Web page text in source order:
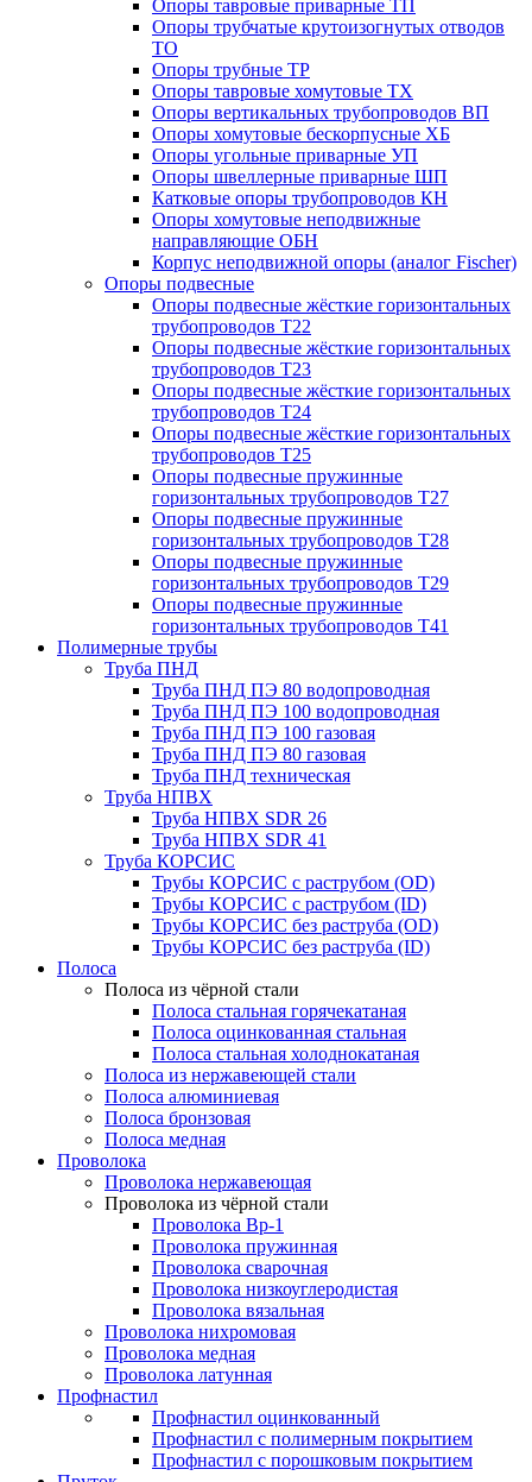
Опоры тавровые приварные ТП
Опоры трубчатые крутоизогнутых отводов
ТО
Опоры трубные ТР
Опоры тавровые хомутовые ТХ
Опоры вертикальных трубопроводов ВП
Опоры хомутовые бескорпусные ХБ
Опоры угольные приварные УП
Опоры швеллерные приварные ШП
Катковые опоры трубопроводов КН
Опоры хомутовые неподвижные
направляющие ОБН
Корпус неподвижной опоры (аналог Fischer)
Опоры подвесные
Опоры подвесные жёсткие горизонтальных
трубопроводов Т22
Опоры подвесные жёсткие горизонтальных
трубопроводов Т23
Опоры подвесные жёсткие горизонтальных
трубопроводов Т24
Опоры подвесные жёсткие горизонтальных
трубопроводов Т25
Опоры подвесные пружинные
горизонтальных трубопроводов Т27
Опоры подвесные пружинные
горизонтальных трубопроводов Т28
Опоры подвесные пружинные
горизонтальных трубопроводов Т29
Опоры подвесные пружинные
горизонтальных трубопроводов Т41
Полимерные трубы
Труба ПНД
Труба ПНД ПЭ 80 водопроводная
Труба ПНД ПЭ 100 водопроводная
Труба ПНД ПЭ 100 газовая
Труба ПНД ПЭ 80 газовая
Труба ПНД техническая
Труба НПВХ
Труба НПВХ SDR 26
Труба НПВХ SDR 41
Труба КОРСИС
Трубы КОРСИС с раструбом (OD)
Трубы КОРСИС с раструбом (ID)
Трубы КОРСИС без раструба (OD)
Трубы КОРСИС без раструба (ID)
Полоса
Полоса из чёрной стали
Полоса стальная горячекатаная
Полоса оцинкованная стальная
Полоса стальная холоднокатаная
Полоса из нержавеющей стали
Полоса алюминиевая
Полоса бронзовая
Полоса медная
Проволока
Проволока нержавеющая
Проволока из чёрной стали
Проволока Вр-1
Проволока пружинная
Проволока сварочная
Проволока низкоуглеродистая
Проволока вязальная
Проволока нихромовая
Проволока медная
Проволока латунная
Профнастил
Профнастил оцинкованный
Профнастил с полимерным покрытием
Профнастил с порошковым покрытием